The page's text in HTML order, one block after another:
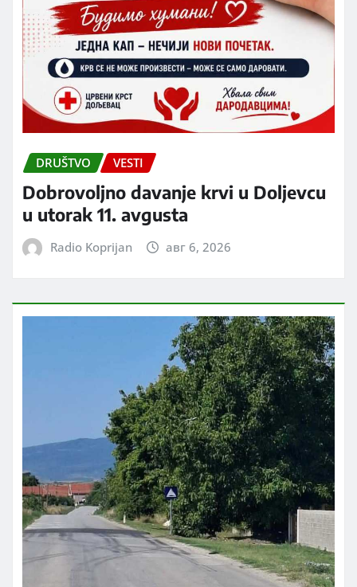
DRUŠTVO VESTI
Dobrovoljno davanje krvi u Doljevcu
u utorak 11. avgusta
Radio Koprijan авг 6, 2026